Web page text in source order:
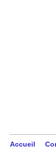
Accueil